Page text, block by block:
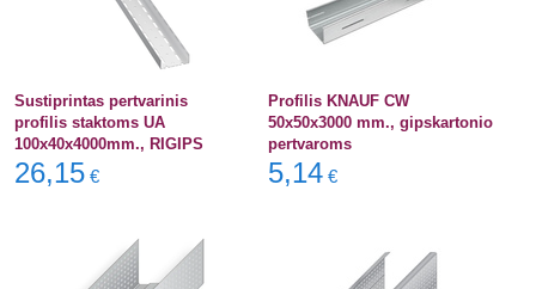
Sustiprintas pertvarinis
profilis staktoms UA
100x40x4000mm., RIGIPS
26,15 €
Profilis KNAUF CW
50x50x3000 mm., gipskartonio
pertvaroms
5,14 €